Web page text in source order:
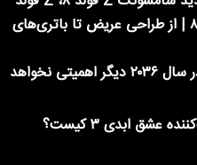
۸ اولترا و Z فلیپ ۸ | از طراحی عریض تا باتری‌های
ایلان ماسک: پول در سال ۲۰۳۶ دیگر اهمیتی نخواهد
عشق ابدی ۳ کیست؟